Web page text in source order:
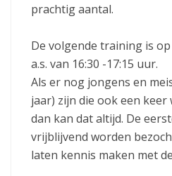
prachtig aantal.
De volgende training is
a.s. van 16:30 -17:15 uur.
Als er nog jongens en
jaar) zijn die ook een
dan kan dat altijd. De
vrijblijvend worden
laten kennis maken met